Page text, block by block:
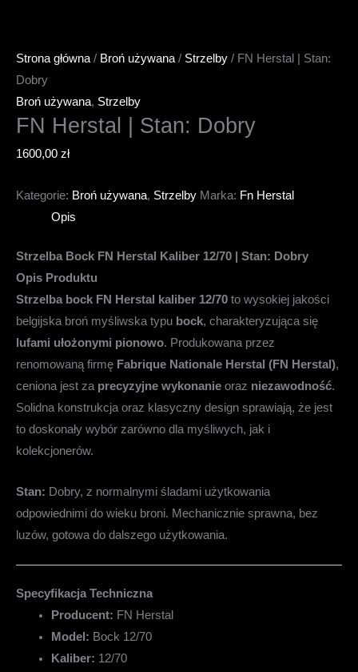
Strona główna/ Broń używana/ Strzelby / FN Herstal | Stan:
Dobry
Broń używana, Strzelby
FN Herstal | Stan: Dobry
1600,00 zł
Kategorie: Broń używana, Strzelby Marka: Fn Herstal
Opis
Strzelba Bock FN Herstal Kaliber 12/70 | Stan: Dobry
Opis Produktu
Strzelba bock FN Herstal kaliber 12/70 to wysokiej jakości
belgijska broń myśliwska typu bock, charakteryzująca się
lufami ułożonymi pionowo. Produkowana przez
renomowaną firmę Fabrique Nationale Herstal (FN Herstal),
ceniona jest za precyzyjne wykonanie oraz niezawodność.
Solidna konstrukcja oraz klasyczny design sprawiają, że jest
to doskonały wybór zarówno dla myśliwych, jak i
kolekcjonerów.
Stan: Dobry, z normalnymi śladami użytkowania
odpowiednimi do wieku broni. Mechanicznie sprawna, bez
luzów, gotowa do dalszego użytkowania.
Specyfikacja Techniczna
Producent: FN Herstal
Model: Bock 12/70
Kaliber: 12/70